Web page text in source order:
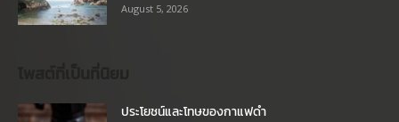
August 5, 2026
ประโยชน์และโทษของกาแฟดำ